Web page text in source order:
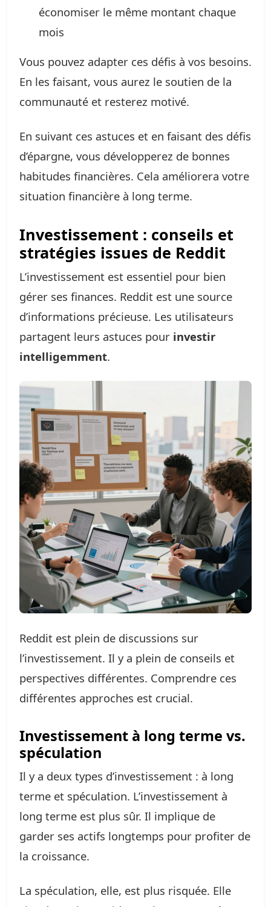
économiser le même montant chaque
mois
Vous pouvez adapter ces défis à vos besoins.
En les faisant, vous aurez le soutien de la
communauté et resterez motivé.
En suivant ces astuces et en faisant des défis
d’épargne, vous développerez de bonnes
habitudes financières. Cela améliorera votre
situation financière à long terme.
Investissement : conseils et
stratégies issues de Reddit
L’investissement est essentiel pour bien
gérer ses finances. Reddit est une source
d’informations précieuse. Les utilisateurs
partagent leurs astuces pour investir
intelligemment.
Reddit est plein de discussions sur
l’investissement. Il y a plein de conseils et
perspectives différentes. Comprendre ces
différentes approches est crucial.
Investissement à long terme vs.
spéculation
Il y a deux types d’investissement : à long
terme et spéculation. L’investissement à
long terme est plus sûr. Il implique de
garder ses actifs longtemps pour profiter de
la croissance.
La spéculation, elle, est plus risquée. Elle